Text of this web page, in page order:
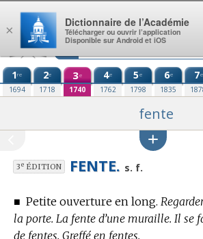
Aller au contenu
1re
1694
2e
1718
3e
1740
4e
1762
5e
1798
6e
1835
7e
fente
3eÉDITION FENTE. s. f.
■ Petite ouverture en long.
la porte. La fente d’une muraille. Il se
de fentes. Greffé en fentes.
×
Dictionnaire de l’Académie
Télécharger ou ouvrir l’application
Disponible sur Android et iOS